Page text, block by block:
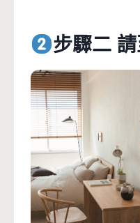
步驟二